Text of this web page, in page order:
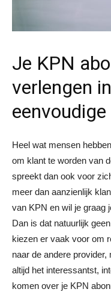
Je KPN
verlengen
Heel wat mensen
om klant te worden van
spreekt dan ook voor
meer dan aanzienlijk
van KPN en wil je graag
Dan is dat natuurlijk
kiezen er vaak voor om
naar de andere
altijd het interessantst,
komen over je KPN